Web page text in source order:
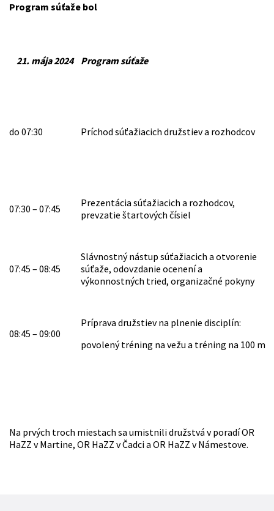
Program súťaže bol
21. mája 2024 Program súťaže
do 07:30 Príchod súťažiacich družstiev a rozhodcov
07:30 – 07:45
Prezentácia súťažiacich a rozhodcov,
prevzatie štartových čísiel
07:45 – 08:45
Slávnostný nástup súťažiacich a otvorenie
súťaže, odovzdanie ocenení a
výkonnostných tried, organizačné pokyny
08:45 – 09:00
Príprava družstiev na plnenie disciplín:
povolený tréning na vežu a tréning na 100 m
Na prvých troch miestach sa umistnili družstvá v poradí OR
HaZZ v Martine, OR HaZZ v Čadci a OR HaZZ v Námestove.